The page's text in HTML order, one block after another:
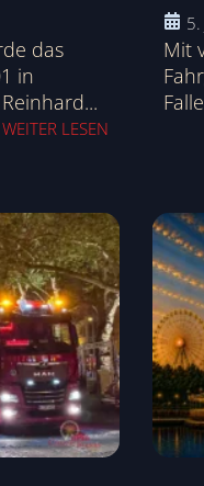
das
in
WEITER LESEN
Mit